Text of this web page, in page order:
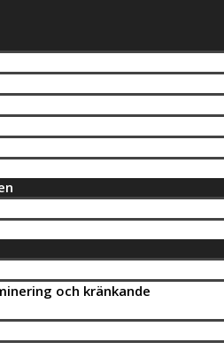
och kränkande